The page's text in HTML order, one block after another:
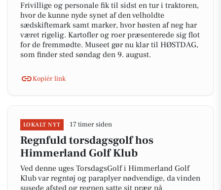
Frivillige og personale fik til sidst en tur i traktoren,
hvor de kunne nyde synet af den velholdte
sædskiftemark samt marker, hvor høsten af neg har
været rigelig. Kartofler og roer præsenterede sig flot
for de fremmødte. Museet gør nu klar til HØSTDAG,
som finder sted søndag den 9. august.
Kopiér link
LOKALT NYT 17 timer siden
Regnfuld torsdagsgolf hos
Himmerland Golf Klub
Ved denne uges TorsdagsGolf i Himmerland Golf
Klub var regntøj og paraplyer nødvendige, da vinden
susede afsted og regnen satte sit præg på